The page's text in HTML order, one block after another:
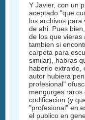
Y Javier, con un
aceptado "que
los archivos para
de ahi. Pues
de los que vieras
tambien si
carpeta para
similar), habras
haberlo extraido,
autor hubiera
profesional"
mengurges raros
codificacion (y
"profesional" en
el publico en